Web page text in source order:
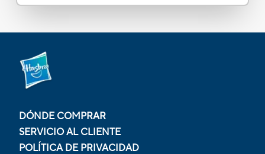
DÓNDE COMPRAR
SERVICIO AL CLIENTE
POLÍTICA DE PRIVACIDAD